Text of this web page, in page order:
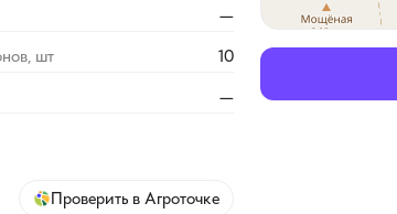
—
шт 10
—
Проверить в Агроточке